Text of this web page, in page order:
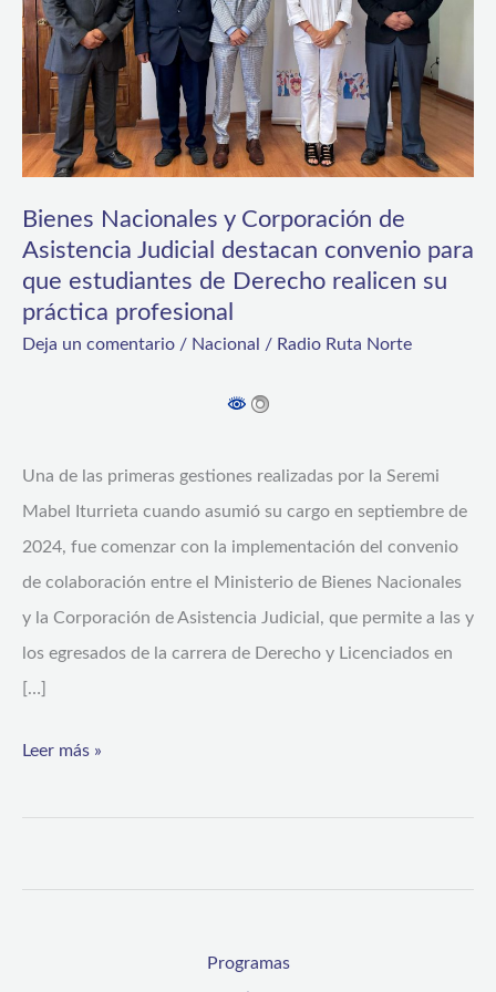
Bienes Nacionales y Corporación de
Asistencia Judicial destacan convenio para
que estudiantes de Derecho realicen su
práctica profesional
Deja un comentario / Nacional / Radio Ruta Norte
Una de las primeras gestiones realizadas por la Seremi
Mabel Iturrieta cuando asumió su cargo en septiembre de
2024, fue comenzar con la implementación del convenio
de colaboración entre el Ministerio de Bienes Nacionales
y la Corporación de Asistencia Judicial, que permite a las y
los egresados de la carrera de Derecho y Licenciados en
[…]
Asistencia
Judicial
destacan
convenio
para
que
estudiantes
de
Derecho
realicen
Leer más »
Programas